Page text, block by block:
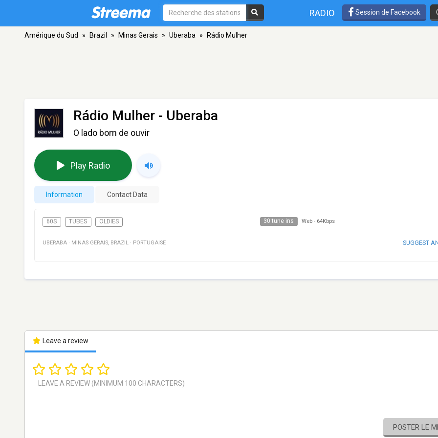
RADIO Session de Facebook
Amérique du Sud » Brazil » Minas Gerais » Uberaba » Rádio Mulher
Rádio Mulher - Uberaba
O lado bom de ouvir
Play Radio
Information Contact Data
60S TUBES OLDIES 30 tune ins Web - 64Kbps
UBERABA · MINAS GERAIS, BRAZIL · PORTUGAISE SUGGEST
Leave a review
POSTER LE